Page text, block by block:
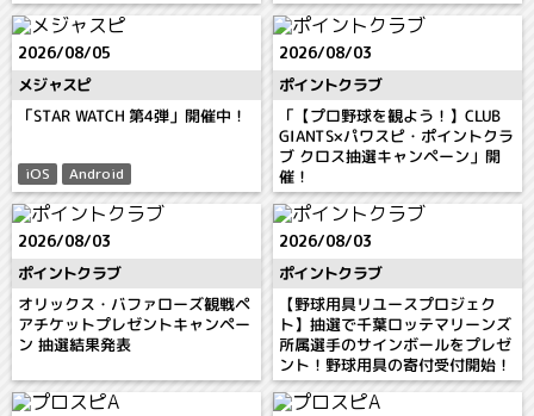
2026/08/05
メジャスピ
「STAR WATCH 第4弾」開催中！
iOS Android
2026/08/03
ポイントクラブ
「【プロ野球を観よう！】CLUB
GIANTS×パワスピ・ポイントクラ
ブ クロス抽選キャンペーン」開
催！
2026/08/03
ポイントクラブ
オリックス・バファローズ観戦ペ
アチケットプレゼントキャンペー
ン 抽選結果発表
2026/08/03
ポイントクラブ
【野球用具リユースプロジェク
ト】抽選で千葉ロッテマリーンズ
所属選手のサインボールをプレゼ
ント！野球用具の寄付受付開始！